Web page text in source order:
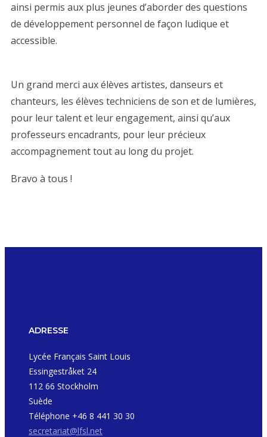
ainsi permis aux plus jeunes d’aborder des questions
de développement personnel de façon ludique et
accessible.
Un grand merci aux élèves artistes, danseurs et
chanteurs, les élèves techniciens de son et de lumières,
pour leur talent et leur engagement, ainsi qu’aux
professeurs encadrants, pour leur précieux
accompagnement tout au long du projet.
Bravo à tous !
ADRESSE
Lycée Français Saint Louis
Essingestråket 24
112 66 Stockholm
Suède
Téléphone +46 8 441 30 30
secretariat@lfsl.net